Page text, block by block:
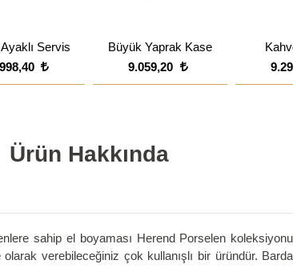
Servis
Büyük Yaprak Kase
9.059,20
Ürün Hakkında
sahip el boyaması Herend Porselen
verebileceğiniz çok kullanışlı bir üründür.